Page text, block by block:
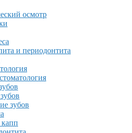
осмотр
и периодонтита
зубов